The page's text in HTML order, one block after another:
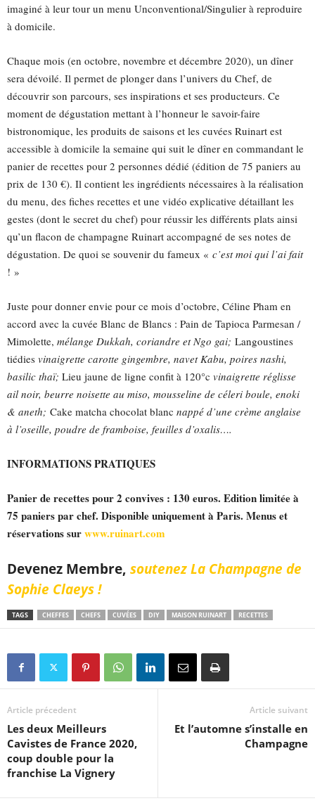
imaginé à leur tour un menu Unconventional/Singulier à reproduire
à domicile.
Chaque mois (en octobre, novembre et décembre 2020), un dîner
sera dévoilé. Il permet de plonger dans l’univers du Chef, de
découvrir son parcours, ses inspirations et ses producteurs. Ce
moment de dégustation mettant à l’honneur le savoir-faire
bistronomique, les produits de saisons et les cuvées Ruinart est
accessible à domicile la semaine qui suit le dîner en commandant le
panier de recettes pour 2 personnes dédié (édition de 75 paniers au
prix de 130 €). Il contient les ingrédients nécessaires à la réalisation
du menu, des fiches recettes et une vidéo explicative détaillant les
gestes (dont le secret du chef) pour réussir les différents plats ainsi
qu’un flacon de champagne Ruinart accompagné de ses notes de
dégustation. De quoi se souvenir du fameux « c’est moi qui l’ai fait
! »
Juste pour donner envie pour ce mois d’octobre, Céline Pham en
accord avec la cuvée Blanc de Blancs : Pain de Tapioca Parmesan /
Mimolette, mélange Dukkah, coriandre et Ngo gai; Langoustines
tiédies vinaigrette carotte gingembre, navet Kabu, poires nashi,
basilic thaï; Lieu jaune de ligne confit à 120°c vinaigrette réglisse
ail noir, beurre noisette au miso, mousseline de céleri boule, enoki
& aneth; Cake matcha chocolat blanc nappé d’une crème anglaise
à l’oseille, poudre de framboise, feuilles d’oxalis….
INFORMATIONS PRATIQUES
Panier de recettes pour 2 convives : 130 euros. Edition limitée à
75 paniers par chef. Disponible uniquement à Paris. Menus et
réservations surwww.ruinart.com
Devenez Membre, soutenez La Champagne de
Sophie Claeys !
TAGS CHEFFES CHEFS CUVÉES DIY MAISON RUINART RECETTES
Article précedent
Les deux Meilleurs
Cavistes de France 2020,
coup double pour la
franchise La Vignery
Article suivant
Et l’automne s’installe en
Champagne